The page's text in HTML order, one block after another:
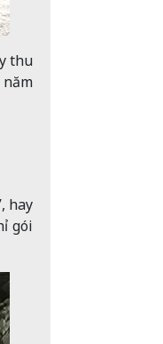
thu
hay
gói